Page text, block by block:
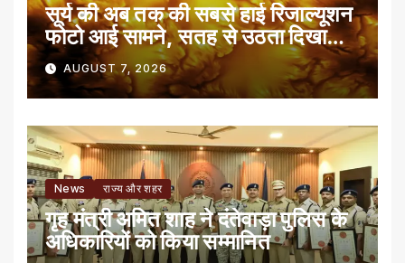
सूर्य की अब तक की सबसे हाई रिजाल्यूशन
फोटो आई सामने, सतह से उठता दिखा
बवंडर
AUGUST 7, 2026
News राज्य और शहर
गृह मंत्री अमित शाह ने दंतेवाड़ा पुलिस के
अधिकारियों को किया सम्मानित